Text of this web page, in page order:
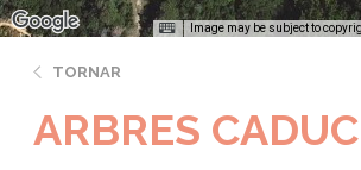
Image may be subject to
TORNAR
ARBRES